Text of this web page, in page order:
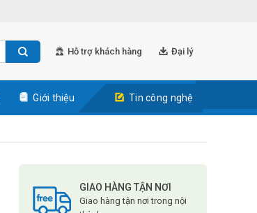
Hỗ trợ khách hàng Đại lý
Giới thiệu Tin công nghệ
GIAO HÀNG TẬN NƠI
Giao hàng tận nơi trong nội